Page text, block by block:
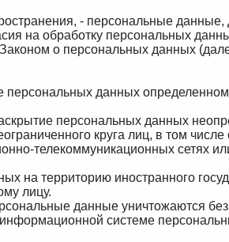
- персональные данные,
на обработку персональных
о персональных данных
данных
персональных данных
круга лиц, в том
телекоммуникационных сетях
на территорию иностранного
лицу.
данные уничтожаются
системе